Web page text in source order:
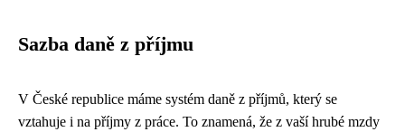
Sazba daně z příjmu
V České republice máme systém daně z příjmů, který se
vztahuje i na příjmy z práce. To znamená, že z vaší hrubé mzdy